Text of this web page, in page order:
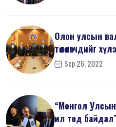
Олон улсын
төлөөлөгчдийг
Sep 26, 2022
“Монгол
ил тод